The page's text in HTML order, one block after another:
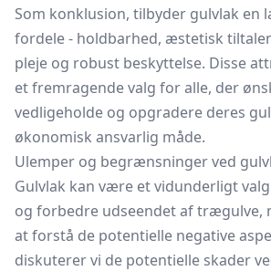
Som konklusion, tilbyder gulvlak en
fordele - holdbarhed, æstetisk
pleje og robust beskyttelse. Disse
et fremragende valg for alle, der
vedligeholde og opgradere deres
økonomisk ansvarlig måde.
Ulemper og begrænsninger ved
Gulvlak kan være et vidunderligt
og forbedre udseendet af trægulve,
at forstå de potentielle negative
diskuterer vi de potentielle skader